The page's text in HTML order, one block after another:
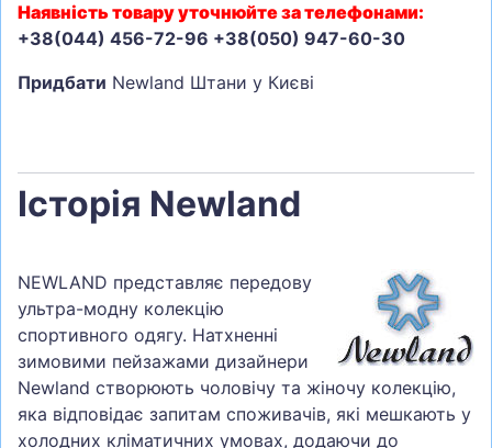
Наявність товару уточнюйте за телефонами:
+38(044) 456-72-96 +38(050) 947-60-30
Придбати Newland Штани у Києві
Історія Newland
NEWLAND представляє передову
ультра-модну колекцію
спортивного одягу. Натхненні
зимовими пейзажами дизайнери
Newland створюють чоловічу та жіночу колекцію,
яка відповідає запитам споживачів, які мешкають у
холодних кліматичних умовах, додаючи до